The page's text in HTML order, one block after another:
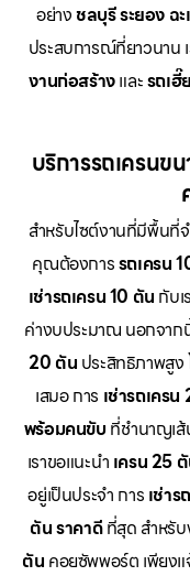
อย่างชลบุรี ระยอง ฉ
ประสบการณ์ที่ยาวนาน
งานก่อสร้างและรถเ
บริการรถเครนข
สำหรับไซต์งานที่มีพื้นที่จ
คุณต้องการรถเครน
เช่ารถเครน 10 ตัน กับ
ค่างบประมาณ นอกจาก
20 ตัน ประสิทธิภาพสูง
เสมอ การ เช่ารถเคร
พร้อมคนขับ ที่ชำนาญเ
เราขอแนะนำ เครน 25
อยู่เป็นประจำ การ เช่า
ตัน ราคาดีที่สุด สำหรับ
ตัน คอยซัพพอร์ต เพียง